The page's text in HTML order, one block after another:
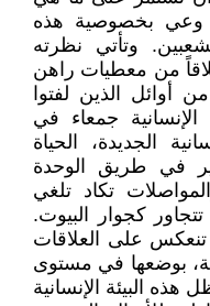
وعي بخصوصية هذه
وتأتي نظرته
من معطيات راهن
أوائل الذين لفتوا
منذ عام 1958، أن الإنسانية جمعاء في
الجديدة، الحياة
في طريق الوحدة
تكاد تلغي
كجوار البيوت.
تنعكس على العلاقات
بوضعها في مستوى
هذه البيئة الإنسانية